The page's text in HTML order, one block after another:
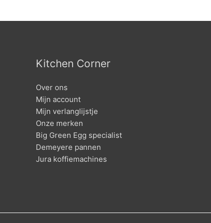
Kitchen Corner
Over ons
Mijn account
Mijn verlanglijstje
Onze merken
Big Green Egg specialist
Demeyere pannen
Jura koffiemachines